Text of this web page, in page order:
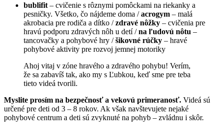
bublifit – cvičenie s rôznymi pomôckami na riekanky a
pesničky. Všetko, čo nájdeme doma /acrogym – malá
akrobacia pre rodiča a dítko /zdravé nôžky – cvičenia pre
hravú podporu zdravých nôh u detí /na ľudovú nôtu –
tancovačky a pohybové hry /šikovné rúčky – hravé
pohybové aktivity pre rozvoj jemnej motoriky
Ahoj vitaj v zóne hravého a zdravého pohybu! Verím,
že sa zabavíš tak, ako my s Ľubkou, keď sme pre teba
tieto videá tvorili.
Myslite prosím na bezpečnosť a vekovú primeranosť. Videá sú
určené pre deti od 3 – 8 rokov. Ak však navštevujete nejaké
pohybové centrum a deti sú zvyknuté na pohyb – zvládnu i skôr.